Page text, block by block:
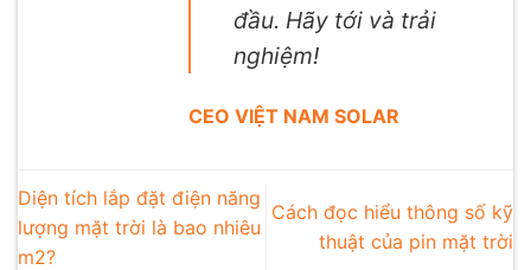
đầu. Hãy tới và trải
nghiệm!
CEO VIỆT NAM SOLAR
Diện tích lắp đặt điện năng
lượng mặt trời là bao nhiêu
m2?
Cách đọc hiểu thông số kỹ
thuật của pin mặt trời